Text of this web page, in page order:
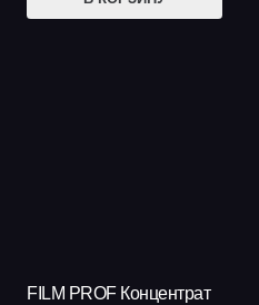
FILM PROF Концентрат